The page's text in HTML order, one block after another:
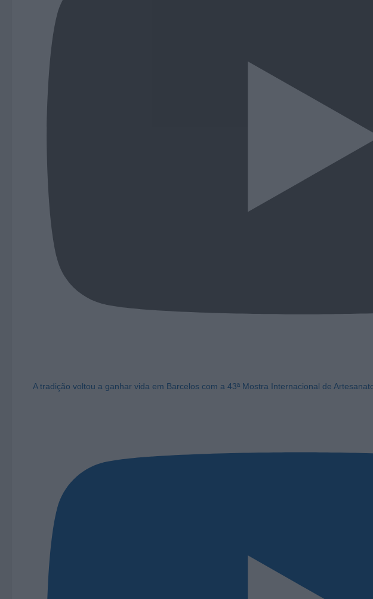
A tradição voltou a ganhar vida em Barcelos com a 43ª Mostra Internacional de